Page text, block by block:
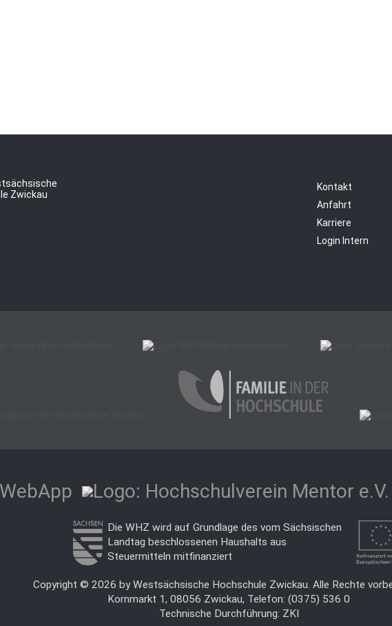
Kontakt
Anfahrt
Karriere
Login Intern
Die WHZ wird auf Grundlage des vom Sächsischen
Landtag beschlossenen Haushalts aus
Steuermitteln mitfinanziert
Copyright © 2026 by Westsächsische Hochschule Zwickau. Alle Rechte
Kornmarkt 1, 08056 Zwickau, Telefon: (0375) 536 0
Technische Durchführung: ZKI